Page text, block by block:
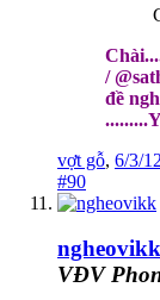
/
đề
vợt gỗ, 6/3/12
#90
ngheovikk
VĐV